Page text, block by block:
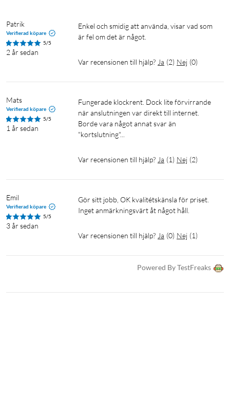
Patrik
Verifierad köpare
5/5
2 år sedan
Enkel och smidig att använda, visar vad som
är fel om det är något.
Var recensionen till hjälp? Ja (2) Nej (0)
Mats
Verifierad köpare
5/5
1 år sedan
Fungerade klockrent. Dock lite förvirrande
när anslutningen var direkt till internet.
Borde vara något annat svar än
"kortslutning"...
Var recensionen till hjälp? Ja (1) Nej (2)
Emil
Verifierad köpare
5/5
3 år sedan
Gör sitt jobb, OK kvalitétskänsla för priset.
Inget anmärkningsvärt åt något håll.
Var recensionen till hjälp? Ja (0) Nej (1)
Powered By TestFreaks